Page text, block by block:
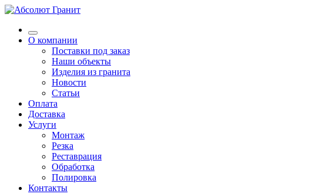
О компании
Поставки под заказ
Наши объекты
Изделия из гранита
Новости
Статьи
Оплата
Доставка
Услуги
Монтаж
Резка
Реставрация
Обработка
Полировка
Контакты